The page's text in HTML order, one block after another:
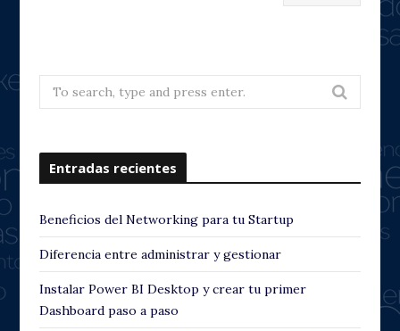
Search
for:
Entradas recientes
Beneficios del Networking para tu Startup
Diferencia entre administrar y gestionar
Instalar Power BI Desktop y crear tu primer
Dashboard paso a paso